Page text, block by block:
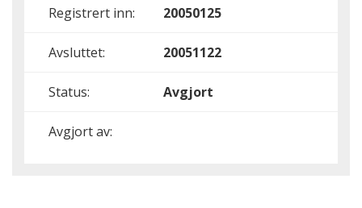
Registrert inn: 20050125
Avsluttet: 20051122
Status: Avgjort
Avgjort av: